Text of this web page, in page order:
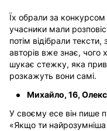
Їх обрали за конкурсом
учасники мали
потім відібрали
авторів вже знає, чого
шукає стежку, яка
розкажуть вони самі.
Михайло, 16,
У своєму есе він пише
«Якщо ти найрозумніша